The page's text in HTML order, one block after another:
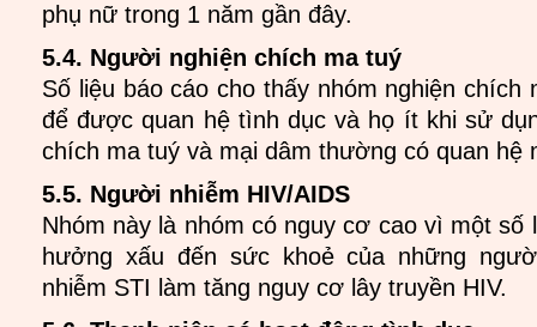
phụ nữ trong 1 năm gần đây.
5.4. Người nghiện chích ma tuý
Số liệu báo cáo cho thấy nhóm nghiện
để được quan hệ tình dục và họ ít khi sử
chích ma tuý và mại dâm thường có quan
5.5. Người nhiễm HIV/AIDS
Nhóm này là nhóm có nguy cơ cao vì một số
hưởng xấu đến sức khoẻ của những
nhiễm STI làm tăng nguy cơ lây truyền HIV.